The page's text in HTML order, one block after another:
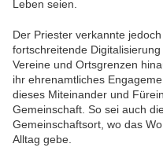
Leben seien.
Der Priester verkannte
fortschreitende
Vereine und Ortsgrenzen
ihr ehrenamtliches
dieses Miteinander und
Gemeinschaft. So sei auch
Gemeinschaftsort, wo das
Alltag gebe.